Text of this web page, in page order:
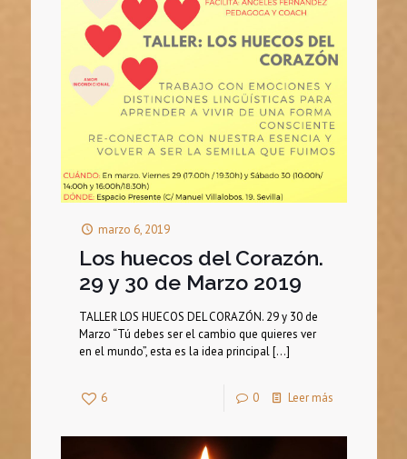
marzo 6, 2019
Los huecos del Corazón.
29 y 30 de Marzo 2019
TALLER LOS HUECOS DEL CORAZÓN. 29 y 30 de
Marzo “Tú debes ser el cambio que quieres ver
en el mundo”, esta es la idea principal[…]
6 0 Leer más